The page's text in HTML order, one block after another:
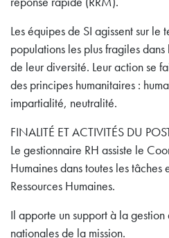
Les équipes de SI agissent sur le
populations les plus fragiles
de leur diversité. Leur action se
des principes humanitaires :
impartialité, neutralité.
FINALITÉ ET ACTIVITÉS DU
Le gestionnaire RH assiste le
Humaines dans toutes les
Ressources Humaines.
Il apporte un support à la gestion
nationales de la mission.